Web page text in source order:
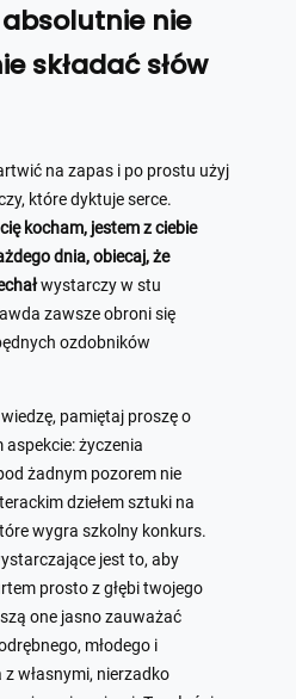
absolutnie nie
składać słów
na zapas i po prostu użyj
które dyktuje serce.
kocham, jestem z ciebie
dnia, obiecaj, że
wystarczy w stu
zawsze obroni się
ozdobników
pamiętaj proszę o
życzenia
żadnym pozorem nie
dziełem sztuki na
wygra szkolny konkurs.
jest to, aby
prosto z głębi twojego
one jasno zauważać
młodego i
z własnymi, nierzadko